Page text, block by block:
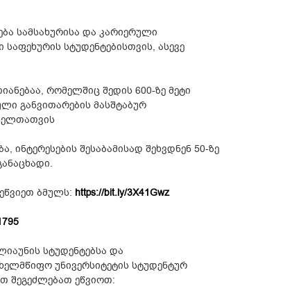
სამსახურისა და კარიერული
სტუდენტებისთვის, ასევე
რომელშიც შედის 600-ზე მეტი
განვითარების მასშტაბურ
შესაბამისად შეხვდნენ 50-ზე
ბმულს: https://bit.ly/3X41Gwz
სტუდენტებსა და
უნივერსიტეტის სტუდენტურ
შეგეძლებათ ეწვიოთ: